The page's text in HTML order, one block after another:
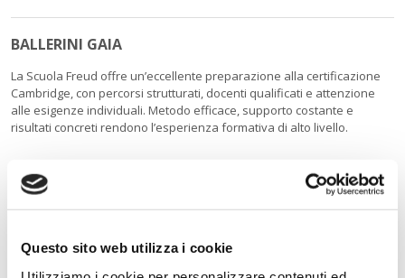
Questo sito web utilizza i cookie
BALLERINI GAIA
La Scuola Freud offre un’eccellente preparazione alla certificazione
Cambridge, con percorsi strutturati, docenti qualificati e attenzione
alle esigenze individuali. Metodo efficace, supporto costante e
risultati concreti rendono l’esperienza formativa di alto livello.
LUCA FRISONE
perché sono ben organizzate e davvero utili.